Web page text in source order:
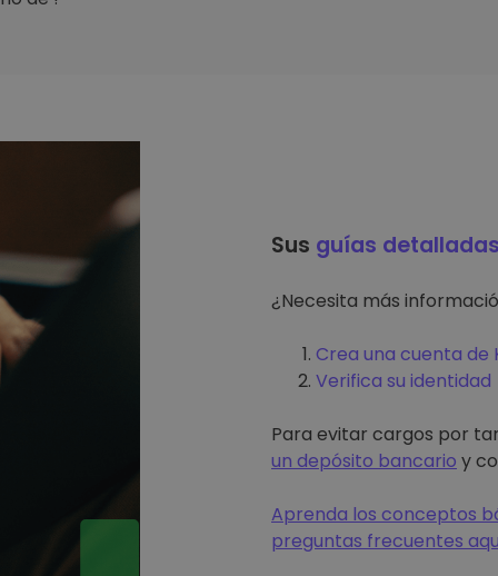
Sus guías detalladas
¿Necesita más
Crea una cuenta
Verifica su identidad
Para evitar cargos por
un depósito bancario y
Aprenda los conceptos
preguntas frecuentes